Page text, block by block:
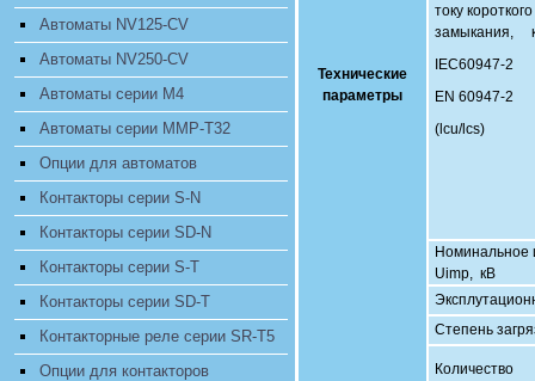
Автоматы NV125-CV
Автоматы NV250-CV
Автоматы серии M4
Автоматы серии MMP-T32
Опции для автоматов
Контакторы серии S-N
Контакторы серии SD-N
Контакторы серии S-T
Контакторы серии SD-T
Контакторные реле серии SR-T5
Опции для контакторов
Технические
параметры
току короткого
замыкания,
IEC60947-2
EN 60947-2
(lcu/lcs)
Номинальное
Uimp, кВ
Степень
Количество